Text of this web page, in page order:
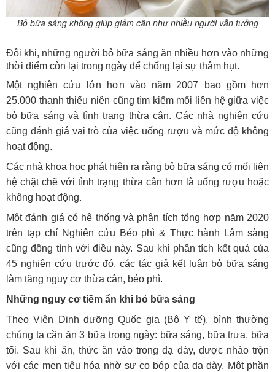
Bỏ bữa sáng không giúp giảm cân như nhiều người vẫn tưởng
Đôi khi, những người bỏ bữa sáng ăn nhiều hơn vào những
thời điểm còn lại trong ngày để chống lại sự thâm hụt.
Một nghiên cứu lớn hơn vào năm 2007 bao gồm hơn
25.000 thanh thiếu niên cũng tìm kiếm mối liên hệ giữa việc
bỏ bữa sáng và tình trạng thừa cân. Các nhà nghiên cứu
cũng đánh giá vai trò của việc uống rượu và mức độ không
hoạt động.
Các nhà khoa học phát hiện ra rằng bỏ bữa sáng có mối liên
hệ chặt chẽ với tình trạng thừa cân hơn là uống rượu hoặc
không hoạt động.
Một đánh giá có hệ thống và phân tích tổng hợp năm 2020
trên tạp chí Nghiên cứu Béo phì & Thực hành Lâm sàng
cũng đồng tình với điều này. Sau khi phân tích kết quả của
45 nghiên cứu trước đó, các tác giả kết luận bỏ bữa sáng
làm tăng nguy cơ thừa cân, béo phì.
Những nguy cơ tiềm ẩn khi bỏ bữa sáng
Theo Viện Dinh dưỡng Quốc gia (Bộ Y tế), bình thường
chúng ta cần ăn 3 bữa trong ngày: bữa sáng, bữa trưa, bữa
tối. Sau khi ăn, thức ăn vào trong dạ dày, được nhào trộn
với các men tiêu hóa nhờ sự co bóp của dạ dày. Một phần